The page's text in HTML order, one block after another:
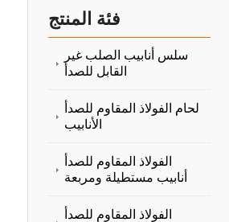
فئة المنتج
سلس أنابيب الصلب غير
القابل للصدأ
لحام الفولاذ المقاوم للصدأ
الأنابيب
الفولاذ المقاوم للصدأ
أنابيب مستطيلة ومربعة
الفولاذ المقاوم للصدأ